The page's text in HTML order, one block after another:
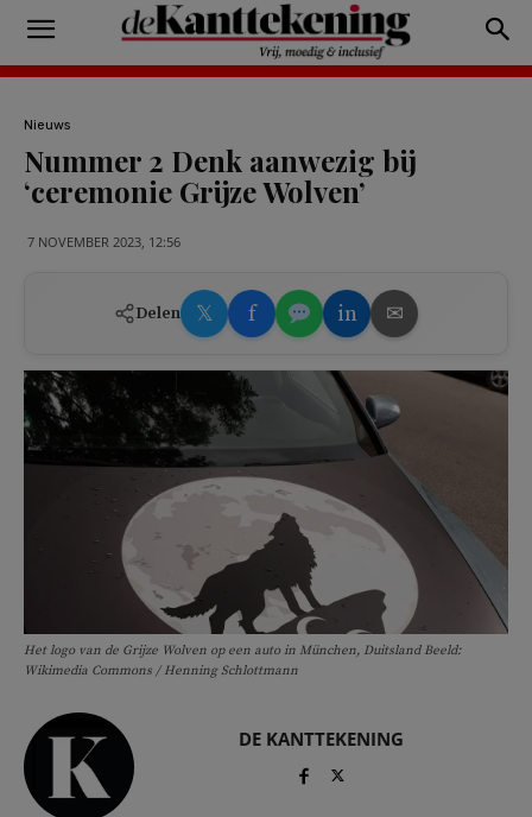
Nieuws
Nummer 2 Denk aanwezig bij
‘ceremonie Grijze Wolven’
7 NOVEMBER 2023, 12:56
Delen 𝕏 f in ✉
Het logo van de Grijze Wolven op een auto in München, Duitsland Beeld:
Wikimedia Commons / Henning Schlottmann
DE KANTTEKENING